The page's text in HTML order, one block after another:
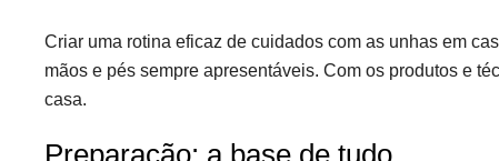
Criar uma rotina eficaz de cuidados com as unhas em
mãos e pés sempre apresentáveis. Com os produtos e
casa.
Preparação: a base de tudo